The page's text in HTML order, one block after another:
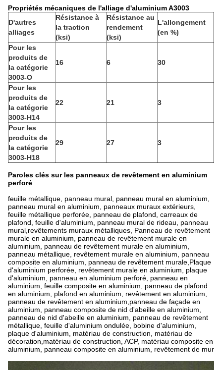
Propriétés mécaniques de l'alliage d'aluminium A3003
D'autres
alliages
Résistance à
la traction
(ksi)
Résistance au
rendement
(ksi)
L'allongement
(en %)
Pour les
produits de
la catégorie
3003-O
16 6 30
Pour les
produits de
la catégorie
3003-H14
22 21 3
Pour les
produits de
la catégorie
3003-H18
29 27 3
Paroles clés sur les panneaux de revêtement en aluminium
perforé
feuille métallique, panneau mural, panneau mural en aluminium,
panneau mural en aluminium, panneaux muraux extérieurs,
feuille métallique perforée, panneau de plafond, carreaux de
plafond, feuille d'aluminium, panneau mural de rideau, panneau
mural,revêtements muraux métalliques, Panneau de revêtement
murale en aluminium, panneau de revêtement murale en
aluminium, panneau de revêtement murale en aluminium,
panneau métallique, revêtement murale en aluminium, panneau
composite en aluminium, panneau de revêtement murale,Plaque
d'aluminium perforée, revêtement murale en aluminium, plaque
d'aluminium, panneau en aluminium perforé, panneau en
aluminium, feuille composite en aluminium, panneau de plafond
en aluminium, plafond en aluminium, revêtement en aluminium,
panneau de revêtement en aluminium,panneau de façade en
aluminium, panneau composite de nid d'abeille en aluminium,
panneau de nid d'abeille en aluminium, panneau de revêtement
métallique, feuille d'aluminium ondulée, bobine d'aluminium,
plaque d'aluminium, matériau de construction, matériau de
décoration,matériau de construction, ACP, matériau composite en
aluminium, panneau composite en aluminium, revêtement de mur